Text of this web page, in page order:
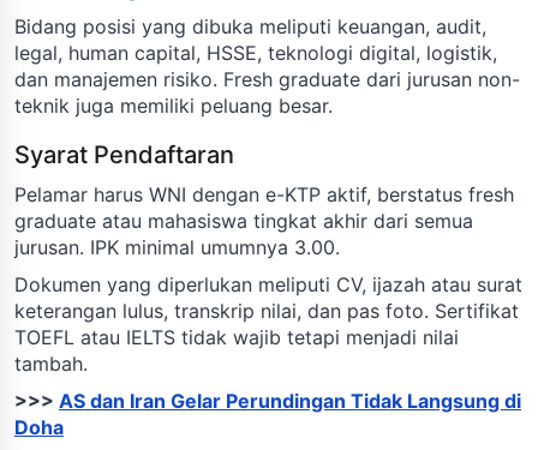
Bidang posisi yang dibuka meliputi keuangan, audit,
legal, human capital, HSSE, teknologi digital, logistik,
dan manajemen risiko. Fresh graduate dari jurusan non-
teknik juga memiliki peluang besar.
Syarat Pendaftaran
Pelamar harus WNI dengan e-KTP aktif, berstatus fresh
graduate atau mahasiswa tingkat akhir dari semua
jurusan. IPK minimal umumnya 3.00.
Dokumen yang diperlukan meliputi CV, ijazah atau surat
keterangan lulus, transkrip nilai, dan pas foto. Sertifikat
TOEFL atau IELTS tidak wajib tetapi menjadi nilai
tambah.
>>> AS dan Iran Gelar Perundingan Tidak Langsung di
Doha